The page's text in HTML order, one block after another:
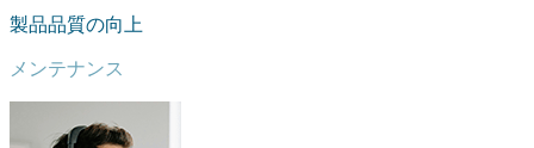
製品品質の向上
メンテナンス